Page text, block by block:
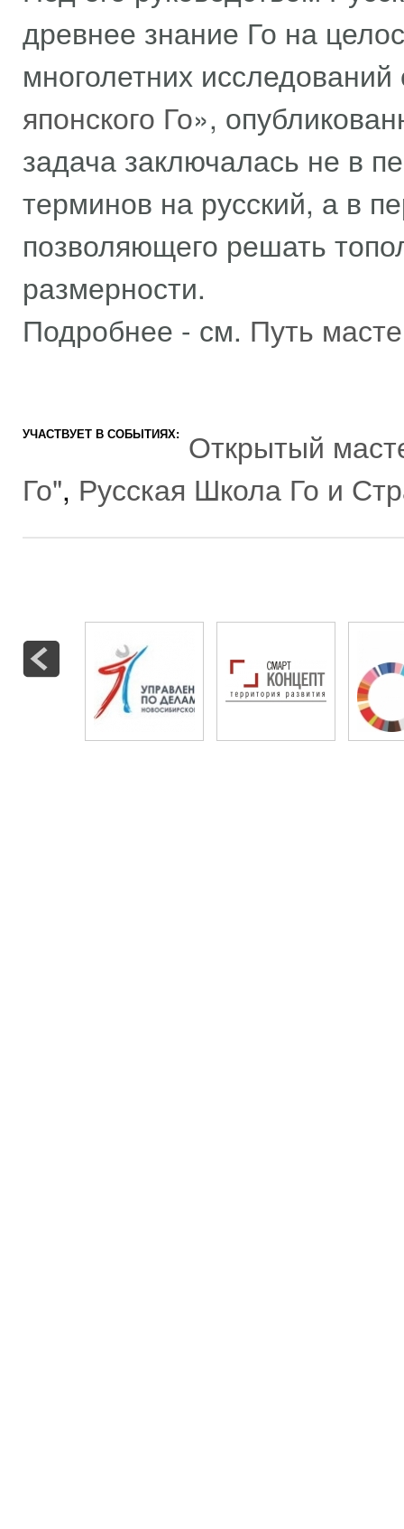
древнее знание Го на
многолетних исследований
японского Го»,
задача заключалась не в
терминов на русский, а в
позволяющего решать
размерности.
Подробнее - см. Путь
УЧАСТВУЕТ В СОБЫТИЯХ: Открытый
Го", Русская Школа Го и